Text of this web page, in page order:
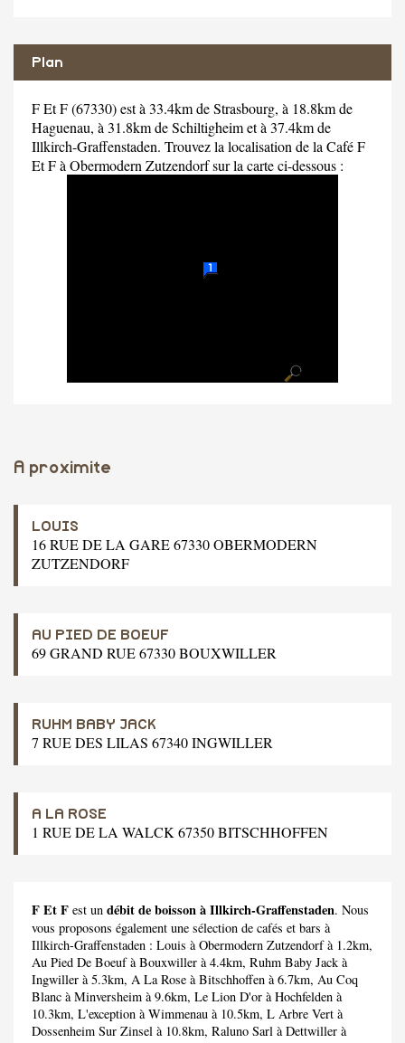
Plan
F Et F (67330) est à 33.4km de Strasbourg, à 18.8km de
Haguenau, à 31.8km de Schiltigheim et à 37.4km de
Illkirch-Graffenstaden. Trouvez la localisation de la Café F
Et F à Obermodern Zutzendorf sur la carte ci-dessous :
A proximite
LOUIS
16 RUE DE LA GARE 67330 OBERMODERN
ZUTZENDORF
AU PIED DE BOEUF
69 GRAND RUE 67330 BOUXWILLER
RUHM BABY JACK
7 RUE DES LILAS 67340 INGWILLER
A LA ROSE
1 RUE DE LA WALCK 67350 BITSCHHOFFEN
F Et F est un débit de boisson à Illkirch-Graffenstaden. Nous
vous proposons également une sélection de cafés et bars à
Illkirch-Graffenstaden : Louis à Obermodern Zutzendorf à 1.2km,
Au Pied De Boeufà Bouxwiller à 4.4km, Ruhm Baby Jack à
Ingwiller à 5.3km, A La Rose à Bitschhoffen à 6.7km, Au Coq
Blanc à Minversheim à 9.6km, Le Lion D'or à Hochfelden à
10.3km, L'exception à Wimmenau à 10.5km, L Arbre Vert à
Dossenheim Sur Zinsel à 10.8km, Raluno Sarl à Dettwiller à